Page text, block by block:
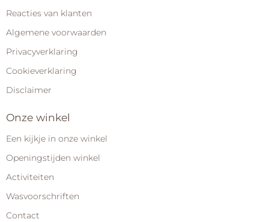
Reacties van klanten
Algemene voorwaarden
Privacyverklaring
Cookieverklaring
Disclaimer
Onze winkel
Een kijkje in onze winkel
Openingstijden winkel
Activiteiten
Wasvoorschriften
Contact